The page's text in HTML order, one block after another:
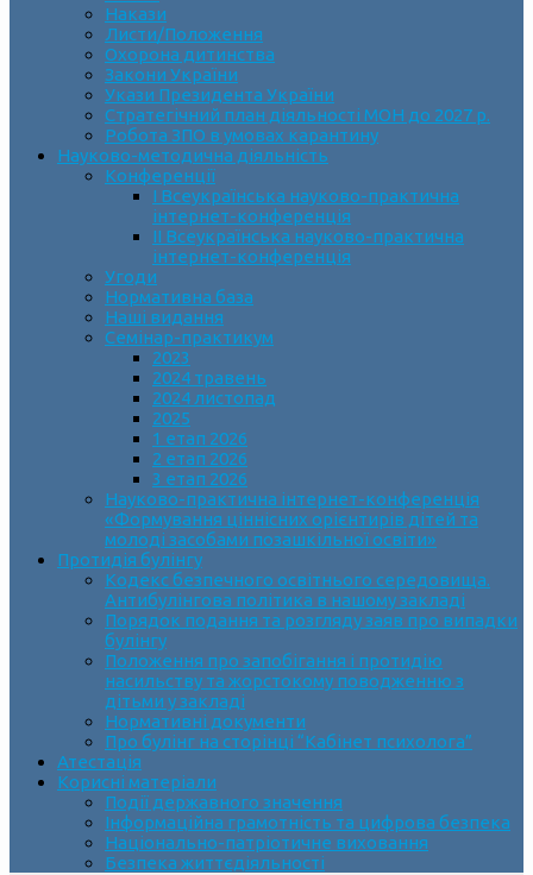
Накази
Листи/Положення
Охорона дитинства
Закони України
Укази Президента України
Стратегічний план діяльності МОН до 2027 р.
Робота ЗПО в умовах карантину
Науково-методична діяльність
Конференції
І Всеукраїнська науково-практична
інтернет-конференція
ІІ Всеукраїнська науково-практична
інтернет-конференція
Угоди
Нормативна база
Наші видання
Семінар-практикум
2023
2024 травень
2024 листопад
2025
1 етап 2026
2 етап 2026
3 етап 2026
Науково-практична інтернет-конференція
«Формування ціннісних орієнтирів дітей та
молоді засобами позашкільної освіти»
Протидія булінгу
Кодекс безпечного освітнього середовища.
Антибулінгова політика в нашому закладі
Порядок подання та розгляду заяв про випадки
булінгу
Положення про запобігання і протидію
насильству та жорстокому поводженню з
дітьми у закладі
Нормативні документи
Про булінг на сторінці “Кабінет психолога”
Атестація
Корисні матеріали
Події державного значення
Інформаційна грамотність та цифрова безпека
Національно-патріотичне виховання
Безпека життєдіяльності